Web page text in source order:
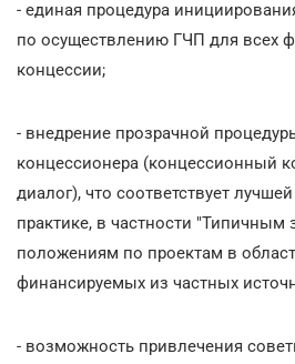
- единая процедура
по осуществлению ГЧП для всех
концессии;
- внедрение прозрачной
концессионера (концессионный
диалог), что соответствует
практике, в частности "Типичным
положениям по проектам в
финансируемых из частных
- возможность привлечения